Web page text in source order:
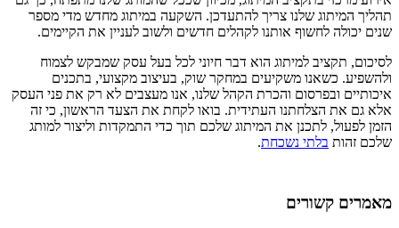
תהליך המיתוג שלנו צריך להתעדכן. השקעה במיתוג מחדש מדי מספר
שנים יכולה לחשוף אותנו לקהלים חדשים ולשוב לעניין את הקיימים.
לסיכום, תקציב למיתוג הוא דבר חיוני לכל בעל עסק שמבקש לצמוח
ולהשפיע. כשאנו משקיעים במחקר שוק, בעיצוב מקצועי, בתכנים
איכותיים ובפרסום והכרת הקהל שלנו, אנו מעצבים לא רק את פני העסק
אלא גם את הצלחתנו העתידית. בואו לקחת את הצעד הראשון, כי זה
הזמן לפעול, לתכנן את המיתוג שלכם תוך כדי התמקדות וליצור למותג
שלכם זהות בלתי נשכחת.
מאמרים קשורים